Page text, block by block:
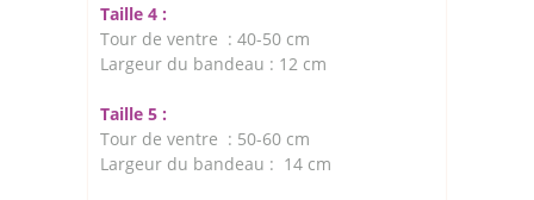
Taille 4 :
Tour de ventre : 40-50 cm
Largeur du bandeau : 12 cm
Taille 5 :
Tour de ventre : 50-60 cm
Largeur du bandeau : 14 cm